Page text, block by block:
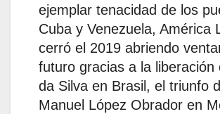
ejemplar tenacidad de los
Cuba y Venezuela, América
cerró el 2019 abriendo
futuro gracias a la liberación
da Silva en Brasil, el triunfo
Manuel López Obrador en